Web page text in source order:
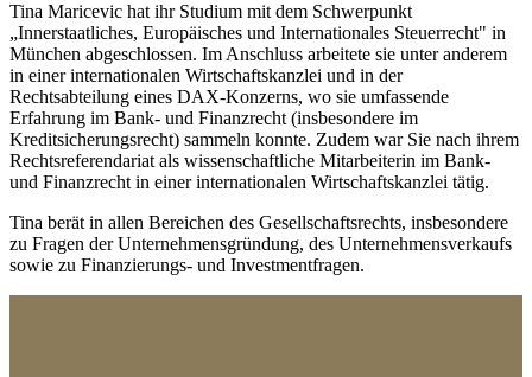
Tina Maricevic hat ihr Studium mit dem Schwerpunkt
„Innerstaatliches, Europäisches und Internationales Steuerrecht" in
München abgeschlossen. Im Anschluss arbeitete sie unter anderem
in einer internationalen Wirtschaftskanzlei und in der
Rechtsabteilung eines DAX-Konzerns, wo sie umfassende
Erfahrung im Bank- und Finanzrecht (insbesondere im
Kreditsicherungsrecht) sammeln konnte. Zudem war Sie nach ihrem
Rechtsreferendariat als wissenschaftliche Mitarbeiterin im Bank-
und Finanzrecht in einer internationalen Wirtschaftskanzlei tätig.
Tina berät in allen Bereichen des Gesellschaftsrechts, insbesondere
zu Fragen der Unternehmensgründung, des Unternehmensverkaufs
sowie zu Finanzierungs- und Investmentfragen.